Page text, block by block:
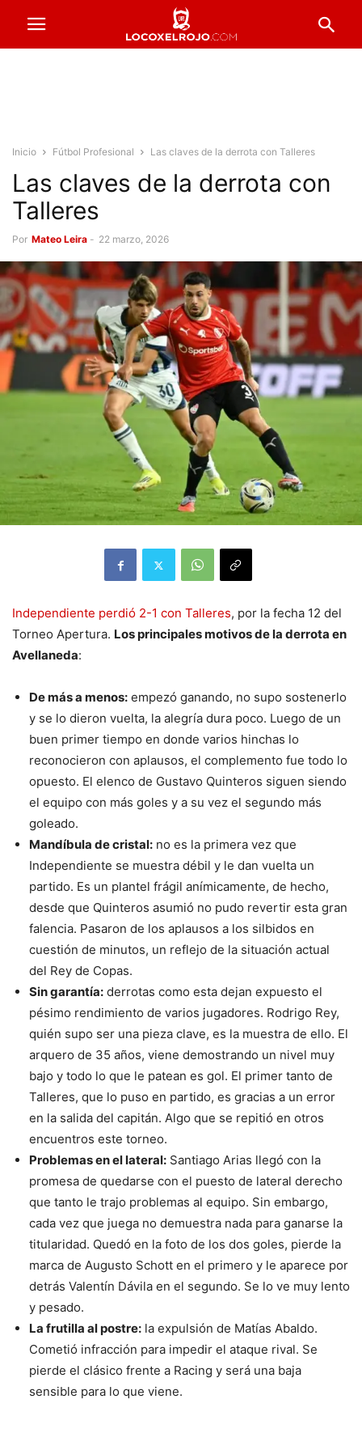
Inicio Fútbol Profesional Las claves de la derrota con Talleres
Las claves de la derrota con
Talleres
Por Mateo Leira - 22 marzo, 2026
Independiente perdió 2-1 con Talleres, por la fecha 12 del
Torneo Apertura. Los principales motivos de la derrota en
Avellaneda:
De más a menos: empezó ganando, no supo sostenerlo
y se lo dieron vuelta, la alegría dura poco. Luego de un
buen primer tiempo en donde varios hinchas lo
reconocieron con aplausos, el complemento fue todo lo
opuesto. El elenco de Gustavo Quinteros siguen siendo
el equipo con más goles y a su vez el segundo más
goleado.
Mandíbula de cristal: no es la primera vez que
Independiente se muestra débil y le dan vuelta un
partido. Es un plantel frágil anímicamente, de hecho,
desde que Quinteros asumió no pudo revertir esta gran
falencia. Pasaron de los aplausos a los silbidos en
cuestión de minutos, un reflejo de la situación actual
del Rey de Copas.
Sin garantía: derrotas como esta dejan expuesto el
pésimo rendimiento de varios jugadores. Rodrigo Rey,
quién supo ser una pieza clave, es la muestra de ello. El
arquero de 35 años, viene demostrando un nivel muy
bajo y todo lo que le patean es gol. El primer tanto de
Talleres, que lo puso en partido, es gracias a un error
en la salida del capitán. Algo que se repitió en otros
encuentros este torneo.
Problemas en el lateral: Santiago Arias llegó con la
promesa de quedarse con el puesto de lateral derecho
que tanto le trajo problemas al equipo. Sin embargo,
cada vez que juega no demuestra nada para ganarse la
titularidad. Quedó en la foto de los dos goles, pierde la
marca de Augusto Schott en el primero y le aparece por
detrás Valentín Dávila en el segundo. Se lo ve muy lento
y pesado.
La frutilla al postre: la expulsión de Matías Abaldo.
Cometió infracción para impedir el ataque rival. Se
pierde el clásico frente a Racing y será una baja
sensible para lo que viene.